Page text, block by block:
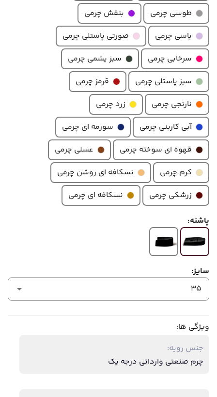
طوسی چرمی
بنفش چرمی
یاسی چرمی
صورتی پاستلی چرمی
سرخابی چرمی
سبز یشمی چرمی
سبز پاستلی چرمی
قرمز چرمی
نارنجی چرمی
زرد چرمی
آبی کاربنی چرمی
سورمه ای چرمی
قهوه ای سوخته چرمی
عسلی چرمی
کرم چرمی
نسکافه ای روشن چرمی
زرشکی چرمی
نسکافه ای چرمی
پاشنه:
سایز:
35
ویژگی ها:
جنس رویه:
چرم صنعتی وارداتی درجه یک